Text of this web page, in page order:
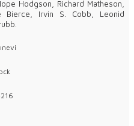
Hodgson, Richard Matheson,
Bierce, Irvin S. Cobb, Leonid